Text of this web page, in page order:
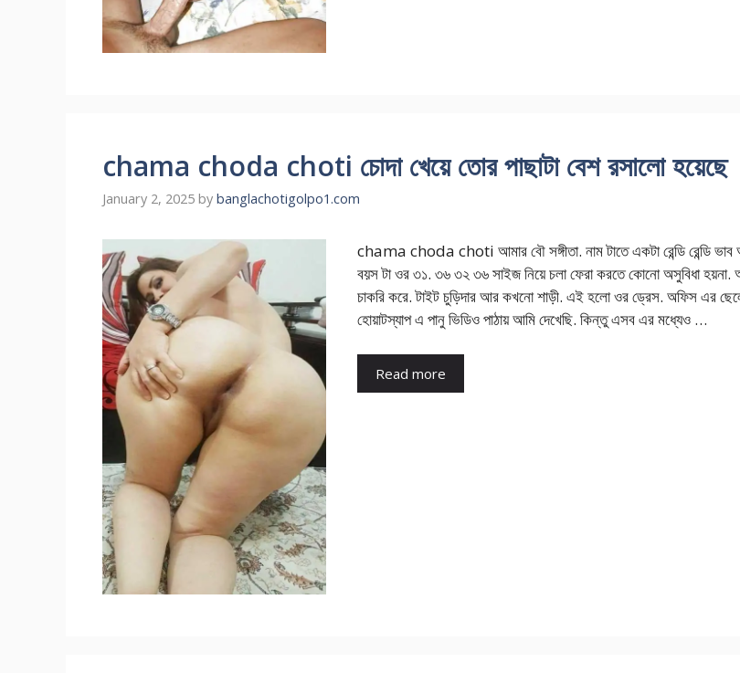
chama choda choti চোদা খেয়ে তোর পাছাটা বেশ রসালো হয়েছে
January 2, 2025 by banglachotigolpo1.com
chama choda choti আমার বৌ সঙ্গীতা. নাম টাতে একটা রেন্ডি রেন্ডি
বয়স টা ওর ৩১. ৩৬ ৩২ ৩৬ সাইজ নিয়ে চলা ফেরা করতে কোনো অসুবিধা
চাকরি করে. টাইট চুড়িদার আর কখনো শাড়ী. এই হলো ওর ড্রেস. অফিস এর
হোয়াটস্যাপ এ পানু ভিডিও পাঠায় আমি দেখেছি. কিন্তু এসব এর মধ্যেও …
Read more